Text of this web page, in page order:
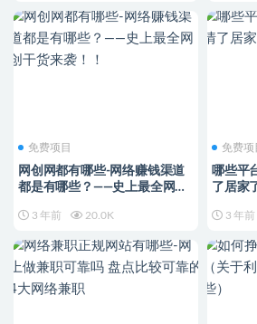
免费项目
网创网都有哪些-网络赚钱渠道
都是有哪些？——史上最全网创
3 年前 20.0K
免费项
哪些平
了居家
3 年前